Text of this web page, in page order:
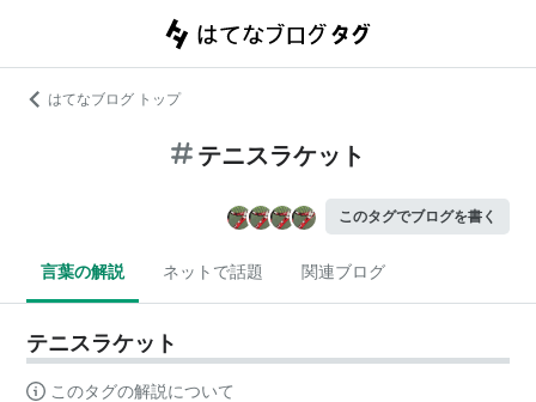
はてなブログ トップ
テニスラケット
このタグでブログを書く
言葉の解説 ネットで話題 関連ブログ
テニスラケット
このタグの解説について